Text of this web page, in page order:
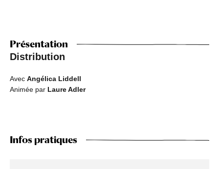
Présentation
Distribution
Avec Angélica Liddell
Animée par Laure Adler
Infos pratiques